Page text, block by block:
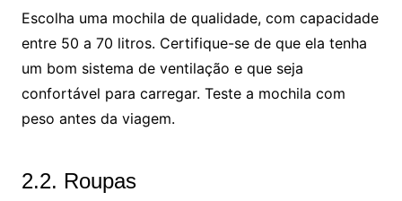
Escolha uma mochila de qualidade, com capacidade
entre 50 a 70 litros. Certifique-se de que ela tenha
um bom sistema de ventilação e que seja
confortável para carregar. Teste a mochila com
peso antes da viagem.
2.2. Roupas